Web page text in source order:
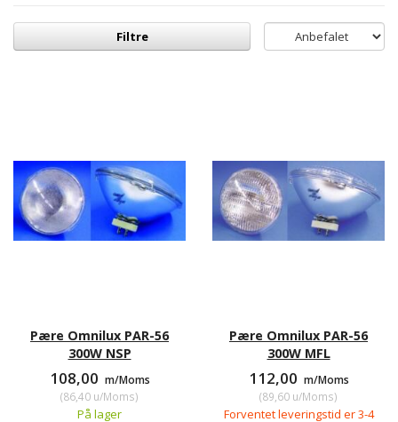
Filtre
Pære Omnilux PAR-56
300W NSP
108,00 m/Moms
(86,40 u/Moms)
På lager
Pære Omnilux PAR-56
300W MFL
112,00 m/Moms
(89,60 u/Moms)
Forventet leveringstid er 3-4